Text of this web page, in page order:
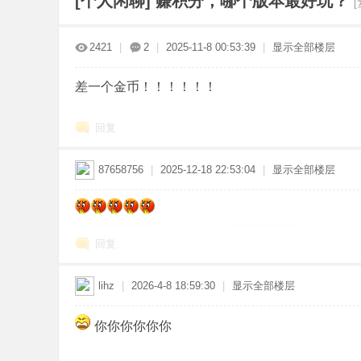
[
2421 2 2025-11-8 00:53:39 显示全部楼层
差一个金币！！！！！！
回复
87658756 2025-12-18 22:53:04 显示全部楼层
回复
lihz 2026-4-8 18:59:30 显示全部楼层
你你你你你你